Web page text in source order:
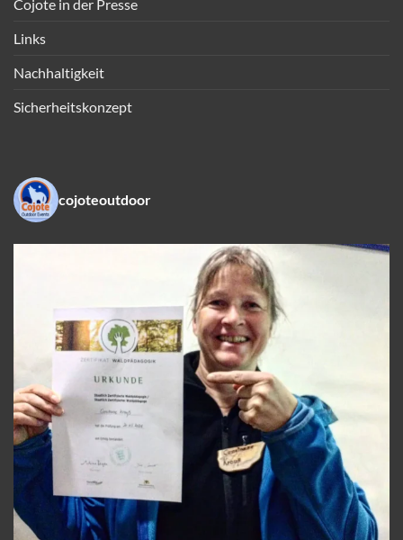
Cojote in der Presse
Links
Nachhaltigkeit
Sicherheitskonzept
cojoteoutdoor